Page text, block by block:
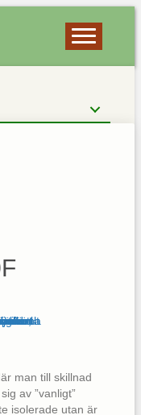
man till skillnad
av ”vanligt”
isolerade utan är